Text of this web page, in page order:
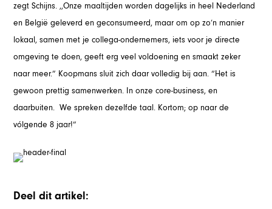
zegt Schijns. ,,Onze maaltijden worden dagelijks in heel Nederland
en België geleverd en geconsumeerd, maar om op zo’n manier
lokaal, samen met je collega-ondernemers, iets voor je directe
omgeving te doen, geeft erg veel voldoening en smaakt zeker
naar meer.” Koopmans sluit zich daar volledig bij aan. “Het is
gewoon prettig samenwerken. In onze core-business, en
daarbuiten. We spreken dezelfde taal. Kortom; op naar de
vólgende 8 jaar!”
Deel dit artikel: